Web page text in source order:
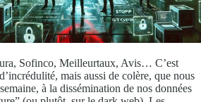
Sofinco, Meilleurtaux, Avis… C’est
mais aussi de colère, que nous
à la dissémination de nos données